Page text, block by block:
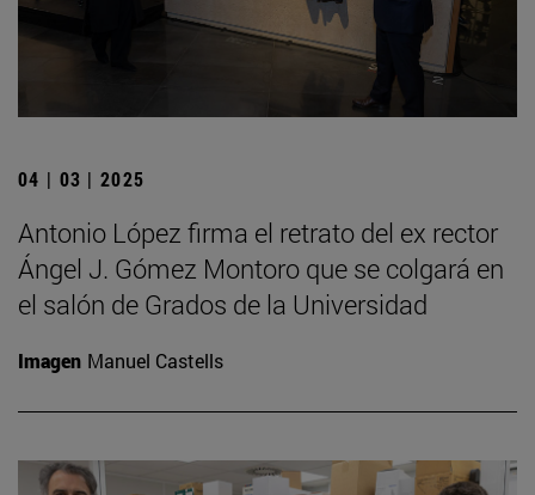
04 | 03 | 2025
Antonio López firma el retrato del ex rector
Ángel J. Gómez Montoro que se colgará en
el salón de Grados de la Universidad
Imagen Manuel Castells